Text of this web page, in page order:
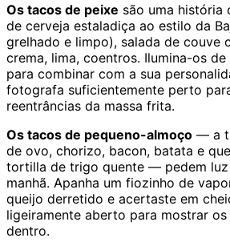
Os tacos de peixe são uma história
de cerveja estaladiça ao estilo da
grelhado e limpo), salada de couve
crema, lima, coentros. Ilumina-os
para combinar com a sua
fotografa suficientemente perto
reentrâncias da massa frita.
Os tacos de pequeno-almoço — a
de ovo, chorizo, bacon, batata e
tortilla de trigo quente — pedem luz
manhã. Apanha um fiozinho de
queijo derretido e acertaste em
ligeiramente aberto para mostrar
dentro.